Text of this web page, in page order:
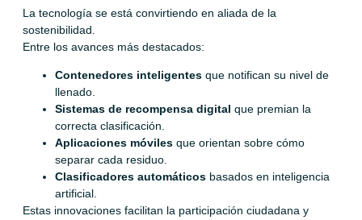
La tecnología se está convirtiendo en aliada de la
sostenibilidad.
Entre los avances más destacados:
Contenedores inteligentes que notifican su nivel de
llenado.
Sistemas de recompensa digital que premian la
correcta clasificación.
Aplicaciones móviles que orientan sobre cómo
separar cada residuo.
Clasificadores automáticos basados en inteligencia
artificial.
Estas innovaciones facilitan la participación ciudadana y